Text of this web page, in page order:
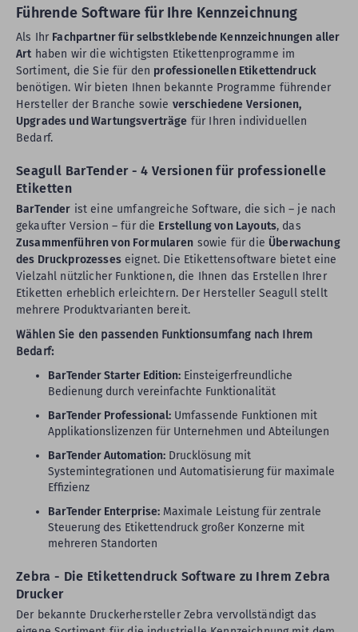
Führende Software für Ihre Kennzeichnung
Als Ihr Fachpartner für selbstklebende Kennzeichnungen aller
Arthaben wir die wichtigsten Etikettenprogramme im
Sortiment, die Sie für den professionellen Etikettendruck
benötigen. Wir bieten Ihnen bekannte Programme führender
Hersteller der Branche sowie verschiedene Versionen,
Upgrades und Wartungsverträge für Ihren individuellen
Bedarf.
Seagull BarTender - 4 Versionen für professionelle
Etiketten
BarTender ist eine umfangreiche Software, die sich – je nach
gekaufter Version – für die Erstellung von Layouts, das
Zusammenführen von Formularen sowie für die Überwachung
des Druckprozesseseignet. Die Etikettensoftware bietet eine
Vielzahl nützlicher Funktionen, die Ihnen das Erstellen Ihrer
Etiketten erheblich erleichtern. Der Hersteller Seagull stellt
mehrere Produktvarianten bereit.
Wählen Sie den passenden Funktionsumfang nach Ihrem
Bedarf:
BarTender Starter Edition: Einsteigerfreundliche
Bedienung durch vereinfachte Funktionalität
BarTender Professional: Umfassende Funktionen mit
Applikationslizenzen für Unternehmen und Abteilungen
BarTender Automation: Drucklösung mit
Systemintegrationen und Automatisierung für maximale
Effizienz
BarTender Enterprise: Maximale Leistung für zentrale
Steuerung des Etikettendruck großer Konzerne mit
mehreren Standorten
Zebra - Die Etikettendruck Software zu Ihrem Zebra
Drucker
Der bekannte Druckerhersteller Zebra vervollständigt das